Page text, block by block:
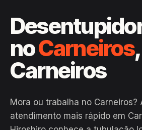
noCarneiros,
Carneiros
Mora ou trabalha no
atendimento mais rápido em